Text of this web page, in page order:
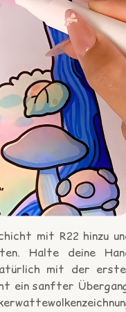
mit R22 hinzu
Halte deine
mit der
ein sanfter